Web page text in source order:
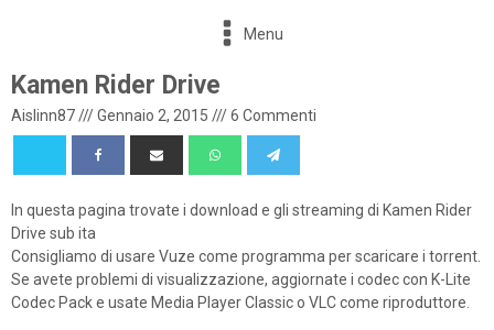
Menu
Kamen Rider Drive
Aislinn87///Gennaio 2, 2015 ///6 Commenti
In questa pagina trovate i download e gli streaming di Kamen Rider
Drive sub ita
Consigliamo di usare Vuze come programma per scaricare i torrent.
Se avete problemi di visualizzazione, aggiornate i codec con K-Lite
Codec Pack e usate Media Player Classic o VLC come riproduttore.